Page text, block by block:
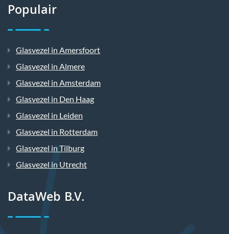
Populair
Glasvezel in Amersfoort
Glasvezel in Almere
Glasvezel in Amsterdam
Glasvezel in Den Haag
Glasvezel in Leiden
Glasvezel in Rotterdam
Glasvezel in Tilburg
Glasvezel in Utrecht
DataWeb B.V.